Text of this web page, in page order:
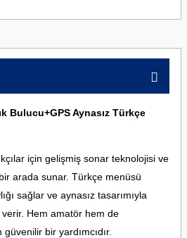
Bulucu+GPS Aynasız Türkçe
için gelişmiş sonar teknolojisi ve
arada sunar. Türkçe menüsü
sağlar ve aynasız tasarımıyla
Hem amatör hem de
bir yardımcıdır.